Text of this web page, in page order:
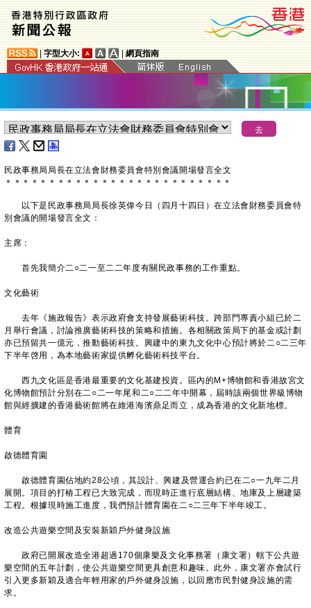
字型大小: 網頁指南
民政事務局局長在立法會財務委員會特別會議開場發言全文
＊ ＊ ＊ ＊ ＊ ＊ ＊ ＊ ＊ ＊ ＊ ＊ ＊ ＊ ＊ ＊ ＊ ＊ ＊ ＊ ＊ ＊ ＊ ＊ ＊ ＊
以下是民政事務局局長徐英偉今日（四月十四日）在立法會財務委員會特
別會議的開場發言全文：
主席：
首先我簡介二○二一至二二年度有關民政事務的工作重點。
文化藝術
去年《施政報告》表示政府會支持發展藝術科技。跨部門專責小組已於二
月舉行會議，討論推廣藝術科技的策略和措施。各相關政策局下的基金或計劃
亦已預留共一億元，推動藝術科技。興建中的東九文化中心預計將於二○二三年
下半年啓用，為本地藝術家提供孵化藝術科技平台。
西九文化區是香港最重要的文化基建投資。區內的M+博物館和香港故宮文
化博物館預計分別在二○二一年尾和二○二二年中開幕，屆時該兩個世界級博物
館與經擴建的香港藝術館將在維港海濱鼎足而立，成為香港的文化新地標。
體育
啟德體育園
啟德體育園佔地約28公頃，其設計、興建及營運合約已在二○一九年二月
展開。項目的打樁工程已大致完成，而現時正進行底層結構、地庫及上層建築
工程。根據現時施工進度，我們預計體育園在二○二三年下半年竣工。
改造公共遊樂空間及安裝新穎戶外健身設施
政府已開展改造全港超過170個康樂及文化事務署（康文署）轄下公共遊
樂空間的五年計劃，使公共遊樂空間更具創意和趣味。此外，康文署亦會試行
引入更多新穎及適合年輕用家的戶外健身設施，以回應市民對健身設施的需
求。